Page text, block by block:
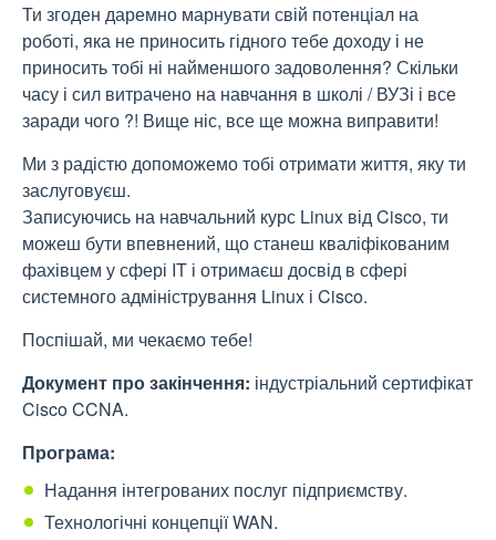
Ти згоден даремно марнувати свій потенціал на
роботі, яка не приносить гідного тебе доходу і не
приносить тобі ні найменшого задоволення? Скільки
часу і сил витрачено на навчання в школі / ВУЗі і все
заради чого ?! Вище ніс, все ще можна виправити!
Ми з радістю допоможемо тобі отримати життя, яку ти
заслуговуєш.
Записуючись на навчальний курс Linux від Cisco, ти
можеш бути впевнений, що станеш кваліфікованим
фахівцем у сфері IT і отримаєш досвід в сфері
системного адміністрування Linux і Cisco.
Поспішай, ми чекаємо тебе!
Документ про закінчення: індустріальний сертифікат
Cisco CCNA.
Програма:
Надання інтегрованих послуг підприємству.
Технологічні концепції WAN.